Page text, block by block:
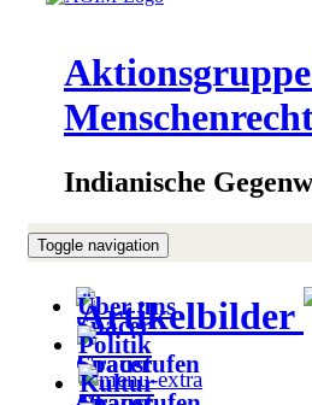
Indianische
Toggle navigation
Über uns
Politik
Kultur
Artikelbilder